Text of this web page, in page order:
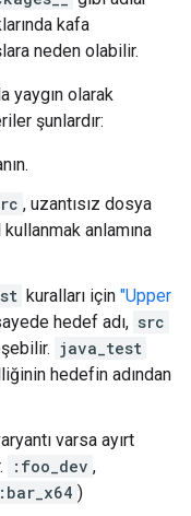
kafa
neden olabilir.
yaygın olarak
şunlardır:
, uzantısız dosya
anlamına
kuralları için "Upper
hedef adı, src
java_test
hedefin adından
varsa ayırt
:foo_dev ,
:bar_x64 )